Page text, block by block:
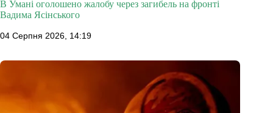
В Умані оголошено жалобу через загибель на фронті
Вадима Ясінського
04 Серпня 2026, 14:19